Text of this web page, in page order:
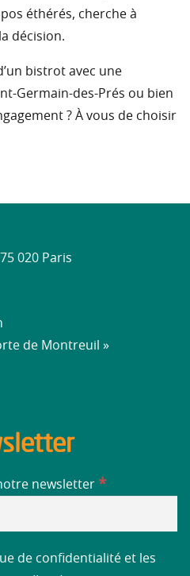
éthérés, cherche à
décision.
bistrot avec une
Germain-des-Prés ou bien
? À vous de choisir
020 Paris
de Montreuil »
newsletter *
de confidentialité et les